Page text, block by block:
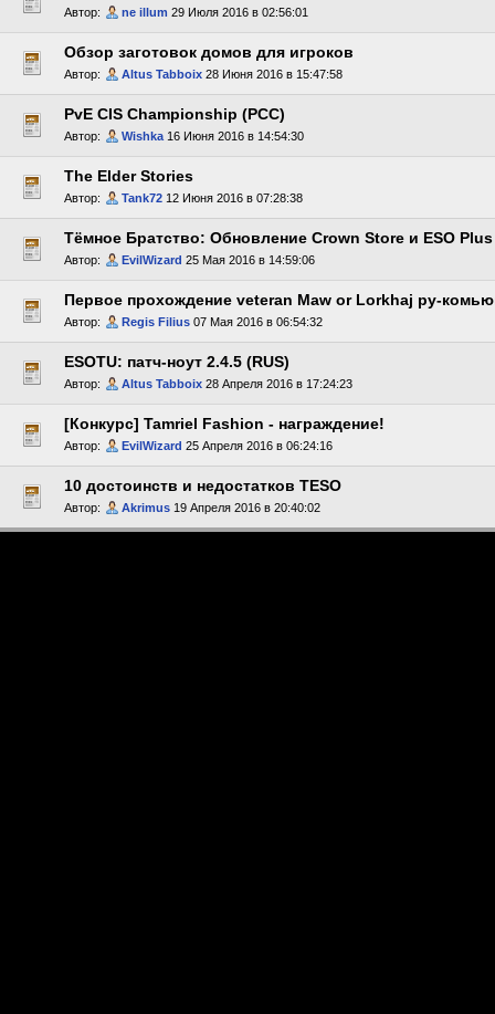
Автор: ne illum 29 Июля 2016 в 02:56:01
Обзор заготовок домов для игроков
Автор: Altus Tabboix 28 Июня 2016 в 15:47:58
PvE CIS Championship (PCC)
Автор: Wishka 16 Июня 2016 в 14:54:30
The Elder Stories
Автор: Tank72 12 Июня 2016 в 07:28:38
Тёмное Братство: Обновление Crown Store и ESO Plus
Автор: EvilWizard 25 Мая 2016 в 14:59:06
Первое прохождение veteran Maw or Lorkhaj ру-
Автор: Regis Filius 07 Мая 2016 в 06:54:32
ESOTU: патч-ноут 2.4.5 (RUS)
Автор: Altus Tabboix 28 Апреля 2016 в 17:24:23
[Конкурс] Tamriel Fashion - награждение!
Автор: EvilWizard 25 Апреля 2016 в 06:24:16
10 достоинств и недостатков TESO
Автор: Akrimus 19 Апреля 2016 в 20:40:02